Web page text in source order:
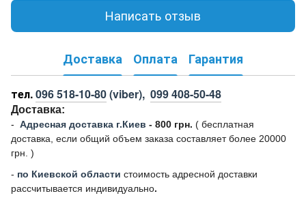
Написать отзыв
Доставка Оплата Гарантия
тел.096 518-10-80(viber), 099 408-50-48
Доставка:
- Адресная доставка г.Киев - 800 грн. ( бесплатная
доставка, если общий объем заказа составляет более 20000
грн. )
- по Киевской области стоимость адресной доставки
рассчитывается индивидуально.